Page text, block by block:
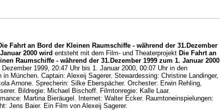
Fahrt an Bord der Kleinen Raumschiffe - während der 31.Dezember
2000 wird entsteht mit dem Film- und Theaterprojekt Die Fahrt an
Raumschiffe - während der 31.Dezember 1999 zum 1. Januar 2000
1999, 20:47 Uhr bis 1. Januar 2000, 00:07 Uhr in den
in München. Captain: Alexeij Sagerer. Stewardessing: Christine Landinger,
Arnone. Sprecherin: Silke Eberspächer. Orchester: Erwin Rehling,
Bildregie: Michael Bischoff. Filmtonregie: Kalle Laar.
Martina Bieräugel. Internet: Walter Ecker. Raumtoneinspielungen:
Jens Baier. Ein Film von Alexeij Sagerer.